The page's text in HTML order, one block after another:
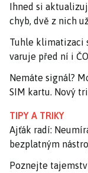
Ihned si
chyb, dvě z nich
Tuhle klimatizaci
varuje před ní i
Nemáte signál?
SIM kartu. Nový
TIPY A TRIKY
Ajťák radí:
bezplatným
Poznejte